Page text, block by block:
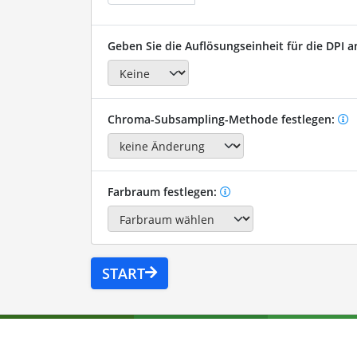
Geben Sie die Auflösungseinheit für die DPI
Chroma-Subsampling-Methode festlegen:
Farbraum festlegen:
START